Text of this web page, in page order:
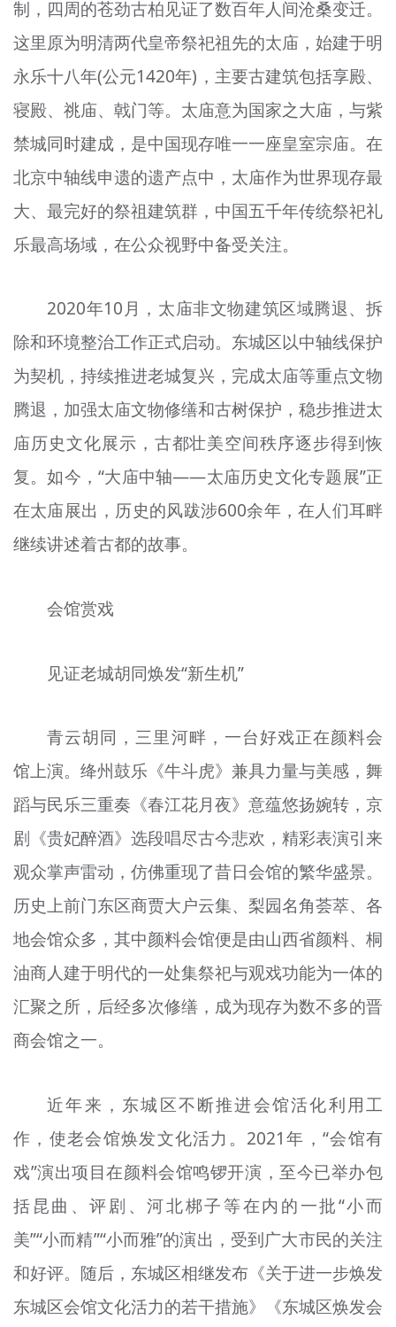
制，四周的苍劲古柏见证了数百年人间沧桑变迁。
这里原为明清两代皇帝祭祀祖先的太庙，始建于明
永乐十八年(公元1420年)，主要古建筑包括享殿、
寝殿、祧庙、戟门等。太庙意为国家之大庙，与紫
禁城同时建成，是中国现存唯一一座皇室宗庙。在
北京中轴线申遗的遗产点中，太庙作为世界现存最
大、最完好的祭祖建筑群，中国五千年传统祭祀礼
乐最高场域，在公众视野中备受关注。
2020年10月，太庙非文物建筑区域腾退、拆
除和环境整治工作正式启动。东城区以中轴线保护
为契机，持续推进老城复兴，完成太庙等重点文物
腾退，加强太庙文物修缮和古树保护，稳步推进太
庙历史文化展示，古都壮美空间秩序逐步得到恢
复。如今，“大庙中轴——太庙历史文化专题展”正
在太庙展出，历史的风跋涉600余年，在人们耳畔
继续讲述着古都的故事。
会馆赏戏
见证老城胡同焕发“新生机”
青云胡同，三里河畔，一台好戏正在颜料会
馆上演。绛州鼓乐《牛斗虎》兼具力量与美感，舞
蹈与民乐三重奏《春江花月夜》意蕴悠扬婉转，京
剧《贵妃醉酒》选段唱尽古今悲欢，精彩表演引来
观众掌声雷动，仿佛重现了昔日会馆的繁华盛景。
历史上前门东区商贾大户云集、梨园名角荟萃、各
地会馆众多，其中颜料会馆便是由山西省颜料、桐
油商人建于明代的一处集祭祀与观戏功能为一体的
汇聚之所，后经多次修缮，成为现存为数不多的晋
商会馆之一。
近年来，东城区不断推进会馆活化利用工
作，使老会馆焕发文化活力。2021年，“会馆有
戏”演出项目在颜料会馆鸣锣开演，至今已举办包
括昆曲、评剧、河北梆子等在内的一批“小而
美”“小而精”“小而雅”的演出，受到广大市民的关注
和好评。随后，东城区相继发布《关于进一步焕发
东城区会馆文化活力的若干措施》《东城区焕发会